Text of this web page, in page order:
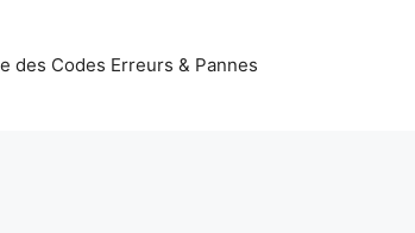
des Codes Erreurs & Pannes